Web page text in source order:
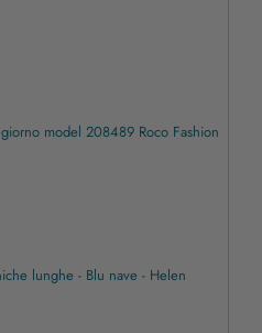
model 208489 Roco Fashion
lunghe - Blu nave - Helen